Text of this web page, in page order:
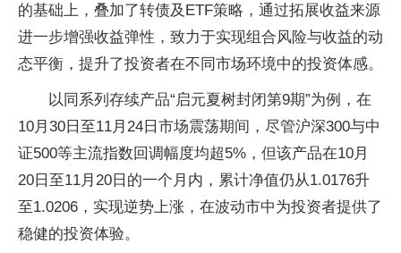
的基础上，叠加了转债及ETF策略，通过拓展收益来源
进一步增强收益弹性，致力于实现组合风险与收益的动
态平衡，提升了投资者在不同市场环境中的投资体感。
以同系列存续产品“启元夏树封闭第9期”为例，在
10月30日至11月24日市场震荡期间，尽管沪深300与中
证500等主流指数回调幅度均超5%，但该产品在10月
20日至11月20日的一个月内，累计净值仍从1.0176升
至1.0206，实现逆势上涨，在波动市中为投资者提供了
稳健的投资体验。